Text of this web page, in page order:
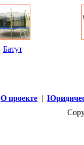
Батут
О проекте |